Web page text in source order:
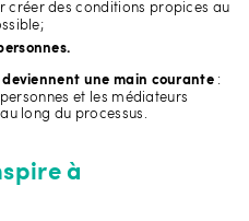
créer des conditions propices au
deviennent une main courante :
et les médiateurs
long du processus.
à